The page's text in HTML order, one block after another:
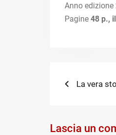
Anno edizione
Pagine 48 p.,
Previous
La vera
Lascia un